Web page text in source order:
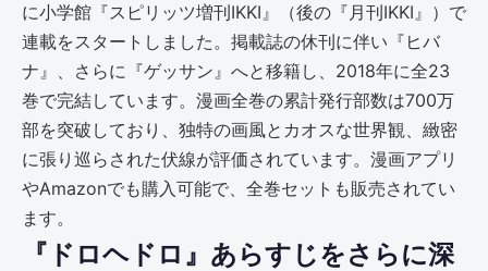
に小学館『スピリッツ増刊IKKI』（後の『月刊IKKI』）で
連載をスタートしました。掲載誌の休刊に伴い『ヒバ
ナ』、さらに『ゲッサン』へと移籍し、2018年に全23
巻で完結しています。漫画全巻の累計発行部数は700万
部を突破しており、独特の画風とカオスな世界観、緻密
に張り巡らされた伏線が評価されています。漫画アプリ
やAmazonでも購入可能で、全巻セットも販売されてい
ます。
『ドロヘドロ』あらすじをさらに深